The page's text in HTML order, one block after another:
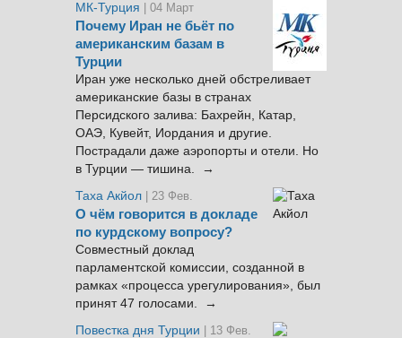
МК-Турция
| 04 Март
Почему Иран не бьёт по
американским базам в
Турции
Иран уже несколько дней обстреливает
американские базы в странах
Персидского залива: Бахрейн, Катар,
ОАЭ, Кувейт, Иордания и другие.
Пострадали даже аэропорты и отели. Но
в Турции — тишина. →
Таха Акйол | 23 Фев.
О чём говорится в докладе
по курдскому вопросу?
Совместный доклад
парламентской комиссии, созданной в
рамках «процесса урегулирования», был
принят 47 голосами. →
Повестка дня Турции
| 13 Фев.